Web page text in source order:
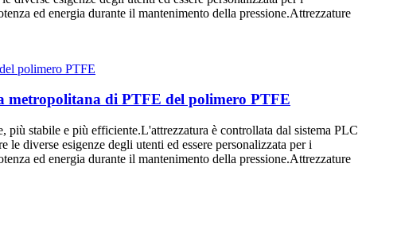
ed energia durante il mantenimento della pressione.Attrezzature
metropolitana di PTFE del polimero PTFE
stabile e più efficiente.L'attrezzatura è controllata dal sistema PLC
diverse esigenze degli utenti ed essere personalizzata per i
ed energia durante il mantenimento della pressione.Attrezzature